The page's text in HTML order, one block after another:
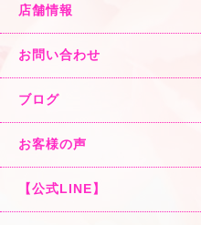
店舗情報
お問い合わせ
ブログ
お客様の声
【公式LINE】